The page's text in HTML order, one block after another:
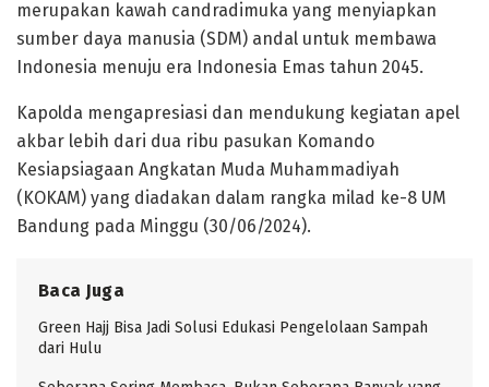
merupakan kawah candradimuka yang menyiapkan
sumber daya manusia (SDM) andal untuk membawa
Indonesia menuju era Indonesia Emas tahun 2045.
Kapolda mengapresiasi dan mendukung kegiatan apel
akbar lebih dari dua ribu pasukan Komando
Kesiapsiagaan Angkatan Muda Muhammadiyah
(KOKAM) yang diadakan dalam rangka milad ke-8 UM
Bandung pada Minggu (30/06/2024).
Baca Juga
Green Hajj Bisa Jadi Solusi Edukasi Pengelolaan Sampah
dari Hulu